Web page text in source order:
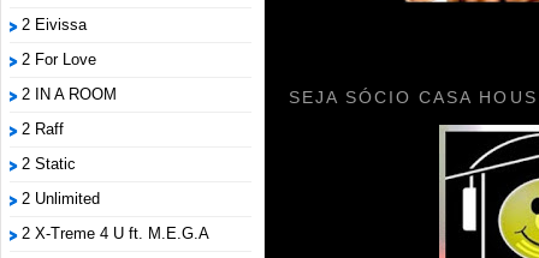
2 Eivissa
2 For Love
2 IN A ROOM
2 Raff
2 Static
2 Unlimited
2 X-Treme 4 U ft. M.E.G.A
SEJA SÓCIO CASA